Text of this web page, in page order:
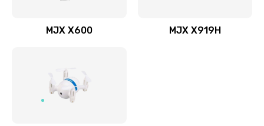
MJX X600 MJX X919H